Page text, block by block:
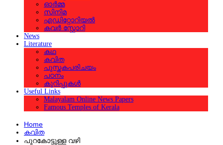
ഓര്‍മ്മ
സിനിമ
എഡിറ്റോറിയല്‍
കവര്‍ സ്റ്റോറി
News
Literature
കഥ
കവിത
പുസ്തകപരിചയം
പഠനം
കുറിപ്പുകള്‍
Useful Links
Malayalam Online News Papers
Famous Temples of Kerala
Home
കവിത
പുറകോട്ടുള്ള വഴി